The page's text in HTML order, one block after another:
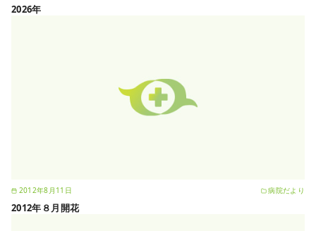
2026年
2012年8月11日 病院だより
2012年８月開花